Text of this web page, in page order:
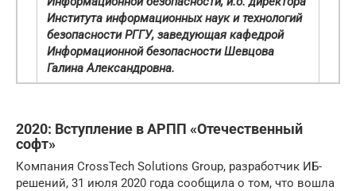
Института информационных наук и технологий
безопасности РГГУ, заведующая кафедрой
Информационной безопасности Шевцова
Галина Александровна.
2020: Вступление в АРПП «Отечественный
софт»
Компания CrossTech Solutions Group, разработчик ИБ-
решений, 31 июля 2020 года сообщила о том, что вошла